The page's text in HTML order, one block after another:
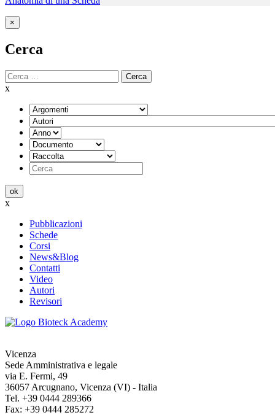
×
Cerca
Cerca
x
ok
x
Pubblicazioni
Schede
Corsi
News&Blog
Contatti
Video
Autori
Revisori
Vicenza
Sede Amministrativa e legale
via E. Fermi, 49
36057 Arcugnano, Vicenza (VI) - Italia
Tel. +39 0444 289366
Fax: +39 0444 285272